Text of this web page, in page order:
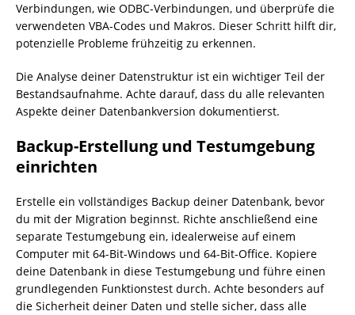
Verbindungen, wie ODBC-Verbindungen, und überprüfe die
verwendeten VBA-Codes und Makros. Dieser Schritt hilft dir,
potenzielle Probleme frühzeitig zu erkennen.
Die Analyse deiner Datenstruktur ist ein wichtiger Teil der
Bestandsaufnahme. Achte darauf, dass du alle relevanten
Aspekte deiner Datenbankversion dokumentierst.
Backup-Erstellung und Testumgebung
einrichten
Erstelle ein vollständiges Backup deiner Datenbank, bevor
du mit der Migration beginnst. Richte anschließend eine
separate Testumgebung ein, idealerweise auf einem
Computer mit 64-Bit-Windows und 64-Bit-Office. Kopiere
deine Datenbank in diese Testumgebung und führe einen
grundlegenden Funktionstest durch. Achte besonders auf
die Sicherheit deiner Daten und stelle sicher, dass alle